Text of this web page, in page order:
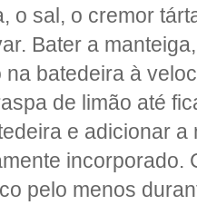
o sal, o cremor
Bater a
batedeira à
de limão até
e adicionar
incorporado.
pelo menos